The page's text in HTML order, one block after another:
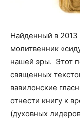
Найденный в 2013
молитвенник
нашей эры. Этот
священных
вавилонские
отнести книгу к
(духовных